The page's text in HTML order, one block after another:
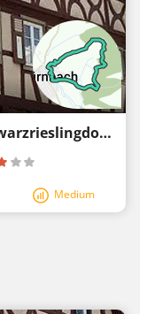
Kürnbach Weinberg-Tour #Schwarzrieslingdorf
Medium